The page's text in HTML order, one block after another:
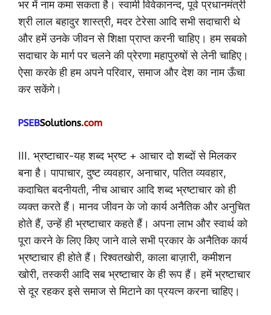
भर में नाम कमा सकता है। स्वामी विवेकानन्द, पूर्व प्रधानमंत्री
श्री लाल बहादुर शास्त्री, मदर टेरेसा आदि सभी सदाचारी थे
और हमें उनके जीवन से शिक्षा प्राप्त करनी चाहिए। हम सबको
सदाचार के मार्ग पर चलने की प्रेरणा महापुरुषों से लेनी चाहिए।
ऐसा करके ही हम अपने परिवार, समाज और देश का नाम ऊँचा
कर सकेंगे।
III. भ्रष्टाचार-यह शब्द भ्रष्ट + आचार दो शब्दों से मिलकर
बना है। पापाचार, दुष्ट व्यवहार, अनाचार, पतित व्यवहार,
कदाचित बदनीयती, नीच आचार आदि शब्द भ्रष्टाचार को ही
व्यक्त करते हैं। मानव जीवन के जो कार्य अनैतिक और अनुचित
होते हैं, उन्हें ही भ्रष्टाचार कहते हैं। अपना लाभ और स्वार्थ को
पूरा करने के लिए किए जाने वाले सभी प्रकार के अनैतिक कार्य
भ्रष्टाचार ही होते हैं। रिश्वतखोरी, काला बाज़ारी, कमीशन
खोरी, तस्करी आदि सब भ्रष्टाचार के ही रूप हैं। हमें भ्रष्टाचार
से दूर रहकर इसे समाज से मिटाने का प्रयत्न करना चाहिए।